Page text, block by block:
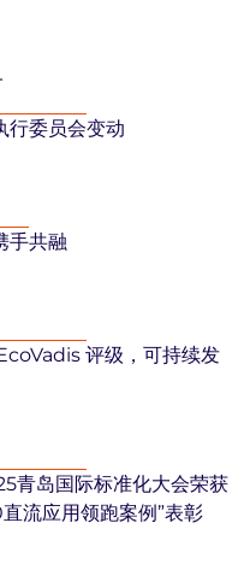
行委员会变动
手共融
评级，可持续发
青岛国际标准化大会荣获
流应用领跑案例”表彰